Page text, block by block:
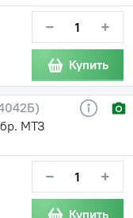
− +
Купить
МТЗ
− +
Купить